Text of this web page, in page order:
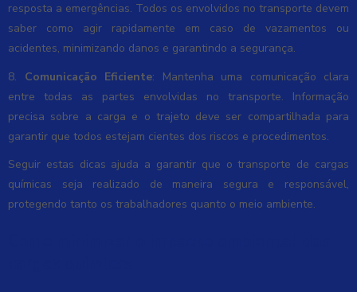
resposta a emergências. Todos os envolvidos no transporte devem
saber como agir rapidamente em caso de vazamentos ou
acidentes, minimizando danos e garantindo a segurança.
8. Comunicação Eficiente: Mantenha uma comunicação clara
entre todas as partes envolvidas no transporte. Informação
precisa sobre a carga e o trajeto deve ser compartilhada para
garantir que todos estejam cientes dos riscos e procedimentos.
Seguir estas dicas ajuda a garantir que o transporte de cargas
químicas seja realizado de maneira segura e responsável,
protegendo tanto os trabalhadores quanto o meio ambiente.